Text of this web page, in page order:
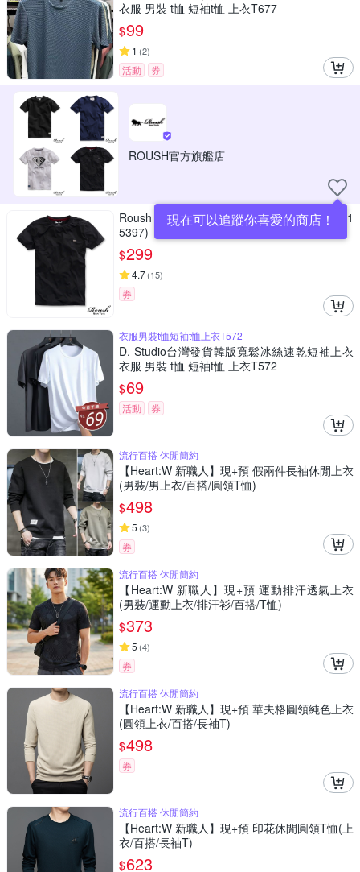
衣服 男裝 t恤 短袖t恤 上衣T677
$99
1 (2)
活動 券
ROUSH官方旗艦店
現在可以追蹤你喜愛的商店！
Roush 特殊剪裁反光logo涼感冰絲棉機能T(231
5397)
$299
4.7(15)
券
衣服男裝t恤短袖t恤上衣T572
D. Studio台灣發貨韓版寬鬆冰絲速乾短袖上衣
衣服 男裝 t恤 短袖t恤 上衣T572
$69
活動 券
流行百搭 休閒簡約
【Heart:W 新職人】現+預 假兩件長袖休閒上衣
(男裝/男上衣/百搭/圓領T恤)
$498
5 (3)
券
流行百搭 休閒簡約
【Heart:W 新職人】現+預 運動排汗透氣上衣
(男裝/運動上衣/排汗衫/百搭/T恤)
$373
5 (4)
券
流行百搭 休閒簡約
【Heart:W 新職人】現+預 華夫格圓領純色上衣
(圓領上衣/百搭/長袖T)
$498
券
流行百搭 休閒簡約
【Heart:W 新職人】現+預 印花休閒圓領T恤(上
衣/百搭/長袖T)
$623